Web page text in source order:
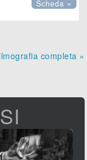
Scheda »
completa »